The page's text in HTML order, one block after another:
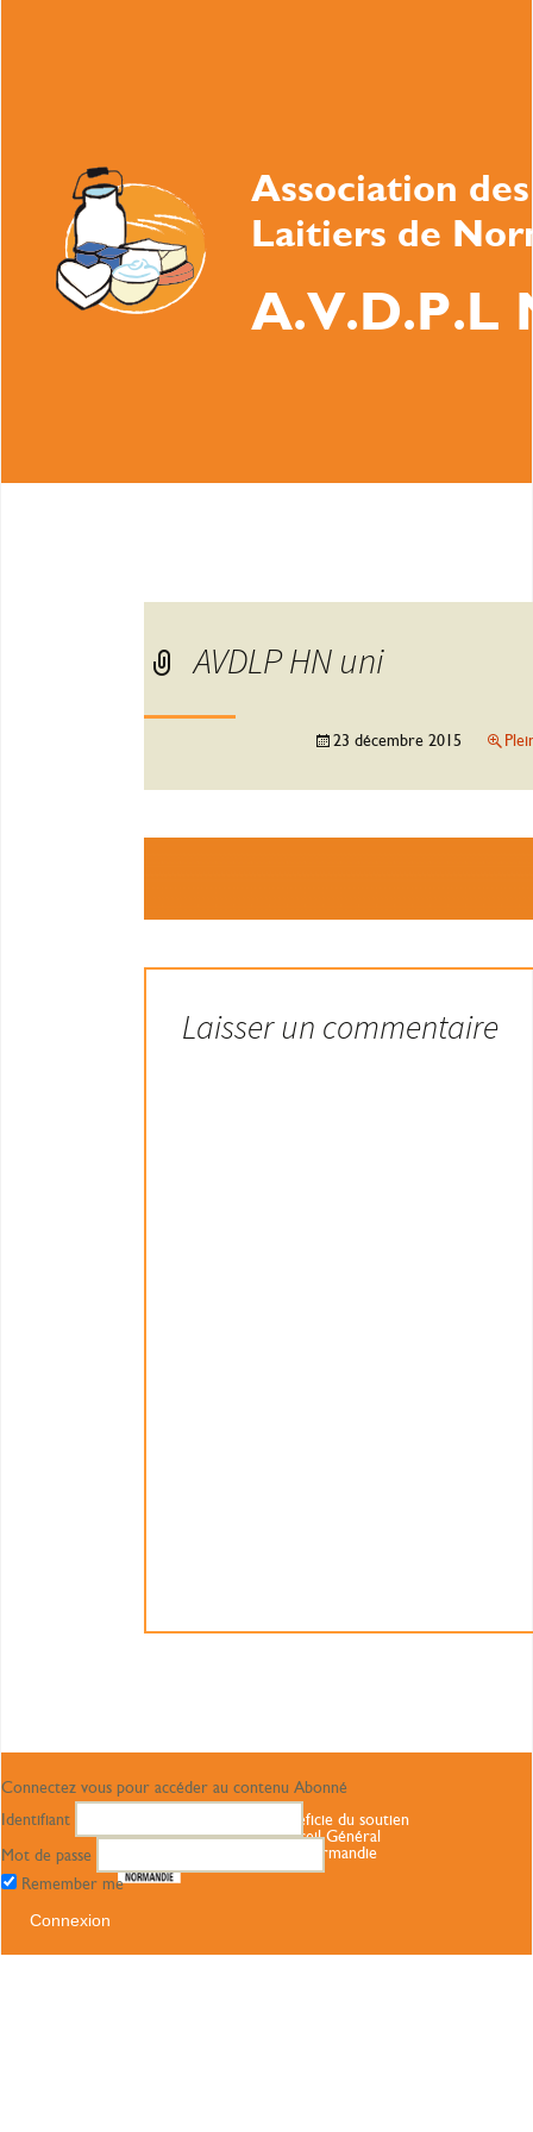
Association
Laitiers de
A.V.D.P.L
AVDLP HN uni
23 décembre 2015
Laisser un commentaire
Connectez vous pour accéder au contenu Abonné
Identifiant
Mot de passe
Remember me
Ce site bénéficie du soutien
du Conseil Général
Haute Normandie